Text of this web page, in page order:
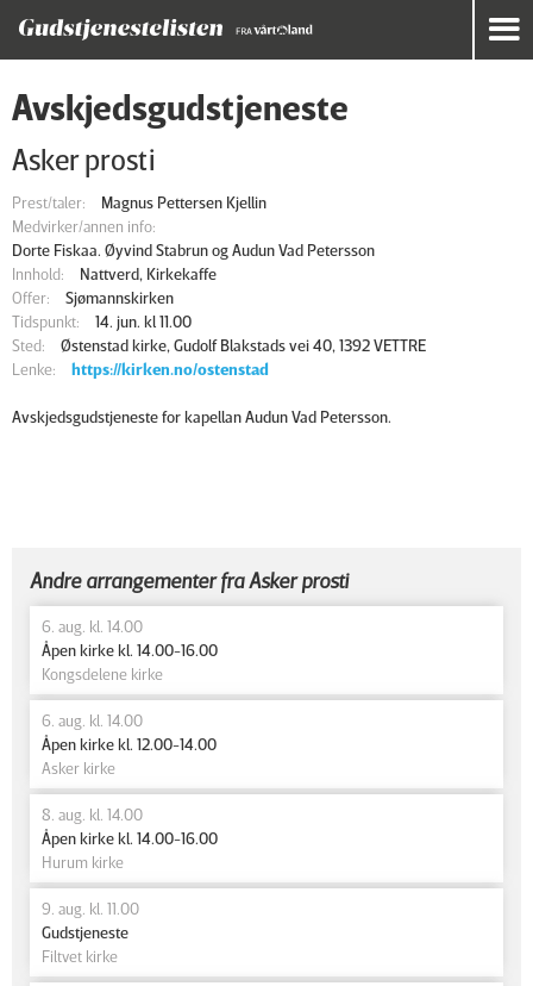
Avskjedsgudstjeneste
Asker prosti
Prest/taler:
Magnus Pettersen Kjellin
Medvirker/annen info:
Dorte Fiskaa. Øyvind Stabrun og Audun Vad Petersson
Innhold:
Nattverd, Kirkekaffe
Offer:
Sjømannskirken
Tidspunkt:
14. jun. kl 11.00
Sted:
Østenstad kirke, Gudolf Blakstads vei 40, 1392 VETTRE
Lenke:
https://kirken.no/ostenstad
Avskjedsgudstjeneste for kapellan Audun Vad Petersson.
Andre arrangementer fra Asker prosti
6. aug. kl. 14.00
Åpen kirke kl. 14.00-16.00
Kongsdelene kirke
6. aug. kl. 14.00
Åpen kirke kl. 12.00-14.00
Asker kirke
8. aug. kl. 14.00
Åpen kirke kl. 14.00-16.00
Hurum kirke
9. aug. kl. 11.00
Gudstjeneste
Filtvet kirke